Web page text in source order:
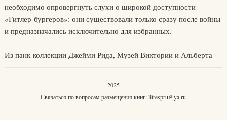
необходимо опровергнуть слухи о широкой доступности
«Гитлер-бургеров»: они существовали только сразу после войны
и предназначались исключительно для избранных.
Из панк-коллекции Джейми Рида, Музей Виктории и Альберта
2025
Связаться по вопросам размещения книг:litrespru@ya.ru